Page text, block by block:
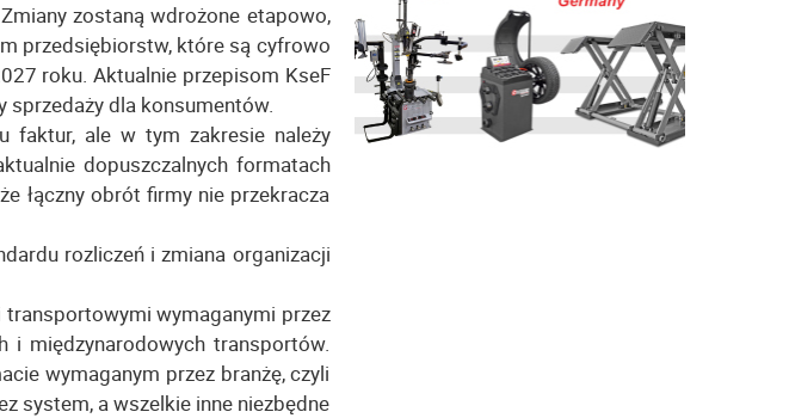
zostaną wdrożone etapowo,
przedsiębiorstw, które są cyfrowo
roku. Aktualnie przepisom KseF
dla konsumentów.
faktur, ale w tym zakresie należy
dopuszczalnych formatach
łączny obrót firmy nie przekracza
rozliczeń i zmiana organizacji
transportowymi wymaganymi przez
i międzynarodowych transportów.
wymaganym przez branżę, czyli
system, a wszelkie inne niezbędne